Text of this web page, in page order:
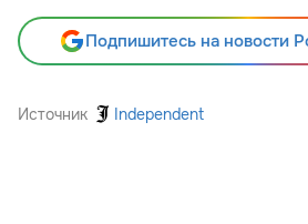
Подпишитесь на новости
Источник Independent